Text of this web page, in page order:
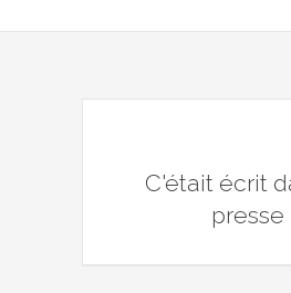
C'était écrit
presse